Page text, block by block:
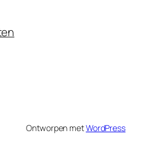
Ontworpen metWordPress